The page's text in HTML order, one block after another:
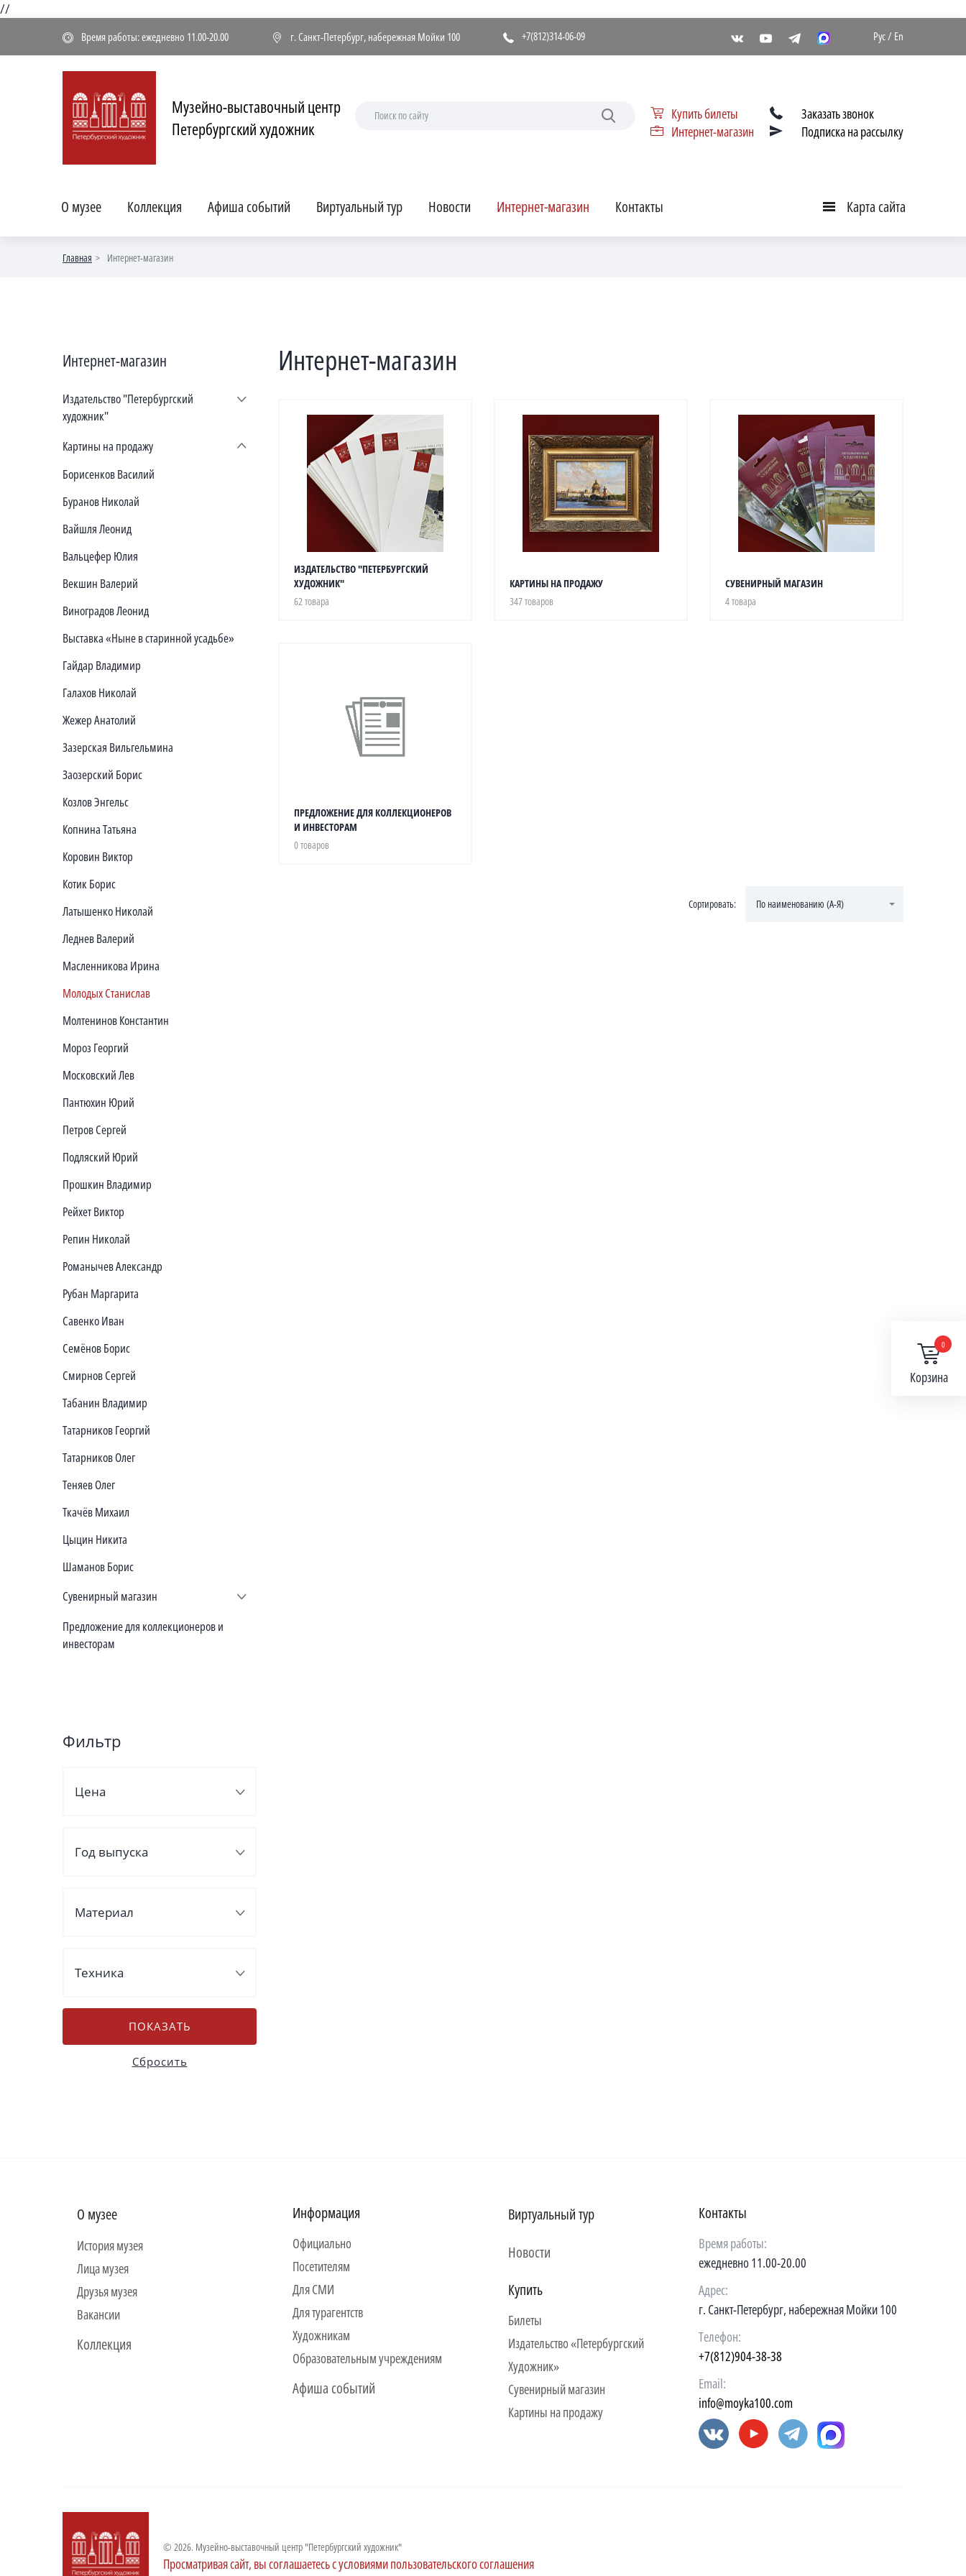
//
Время работы: ежедневно 11.00-20.00 г. Санкт-Петербург, набережная Мойки 100 +7(812)314-06-09 Рус/ En
Музейно-выставочный центр
Петербургский художник
Купить билеты
Интернет-магазин
Заказать звонок
Подписка на рассылку
О музее Коллекция Афиша событий Виртуальный тур Новости Интернет-магазин Контакты КартаКарта сайта
Главная Интернет-магазин
Интернет-магазин
Издательство "Петербургский
художник"
Картины на продажу
Борисенков Василий
Буранов Николай
Вайшля Леонид
Вальцефер Юлия
Векшин Валерий
Виноградов Леонид
Выставка «Ныне в старинной усадьбе»
Гайдар Владимир
Галахов Николай
Жежер Анатолий
Зазерская Вильгельмина
Заозерский Борис
Козлов Энгельс
Копнина Татьяна
Коровин Виктор
Котик Борис
Латышенко Николай
Леднев Валерий
Масленникова Ирина
Молодых Станислав
Молтенинов Константин
Мороз Георгий
Московский Лев
Пантюхин Юрий
Петров Сергей
Подляский Юрий
Прошкин Владимир
Рейхет Виктор
Репин Николай
Романычев Александр
Рубан Маргарита
Савенко Иван
Семёнов Борис
Смирнов Сергей
Табанин Владимир
Татарников Георгий
Татарников Олег
Теняев Олег
Ткачёв Михаил
Цыцин Никита
Шаманов Борис
Сувенирный магазин
Предложение для коллекционеров и
инвесторам
Фильтр
Цена
Год выпуска
Материал
Техника
Интернет-магазин
ИЗДАТЕЛЬСТВО "ПЕТЕРБУРГСКИЙ
ХУДОЖНИК"
62 товара
КАРТИНЫ НА ПРОДАЖУ
347 товаров
СУВЕНИРНЫЙ МАГАЗИН
4 товара
ПРЕДЛОЖЕНИЕ ДЛЯ КОЛЛЕКЦИОНЕРОВ
И ИНВЕСТОРАМ
0 товаров
Сортировать: По наименованию (А-Я)
0
Корзина
О музее
История музея
Лица музея
Друзья музея
Вакансии
Коллекция
Информация
Официально
Посетителям
Для СМИ
Для турагентств
Художникам
Образовательным учреждениям
Афиша событий
Виртуальный тур
Новости
Купить
Билеты
Издательство «Петербургский
Художник»
Сувенирный магазин
Картины на продажу
Контакты
Время работы:
ежедневно 11.00-20.00
Адрес:
г. Санкт-Петербург, набережная Мойки 100
Телефон:
+7(812)904-38-38
Email:
info@moyka100.com
© 2026. Музейно-выставочный центр "Петербургский художник"
Просматривая сайт, вы соглашаетесь с условиями пользовательского соглашения